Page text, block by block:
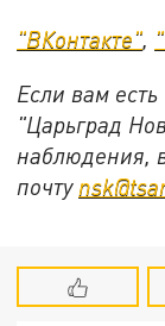
"ВКонтакте",
Если вам
"Царьград
наблюдения,
почту